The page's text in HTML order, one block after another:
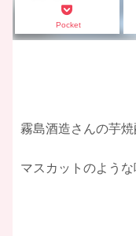
Pocket
霧島酒造さんの芋
マスカットのよう